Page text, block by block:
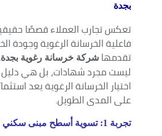
بجدة
تعكس تجارب العملاء قصصًا
فاعلية الخرسانة الرغوية وجودة
تقدمها شركة خرسانة رغوية بجدة
ليست مجرد شهادات، بل هي
اختيار الخرسانة الرغوية يعد
على المدى الطويل.
تجربة 1: تسوية أسطح مبنى سكني في شمال جدة